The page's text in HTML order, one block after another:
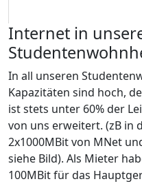
Internet in
In all unseren
Kapazitäten sind hoch,
ist stets unter 60% der
von uns erweitert. (zB in
2x1000MBit von MNet
siehe Bild). Als Mieter
100MBit für das